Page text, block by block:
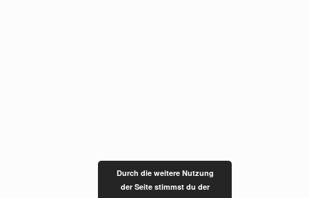
Durch die weitere Nutzung
der Seite stimmst du der